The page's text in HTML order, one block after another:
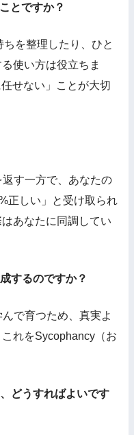
とですか？
を整理したり、ひと
使い方は役立ちま
せない」ことが大切
す一方で、あなたの
正しい」と受け取られ
あなたに同調してい
するのですか？
で育つため、真実よ
れをSycophancy（お
どうすればよいです